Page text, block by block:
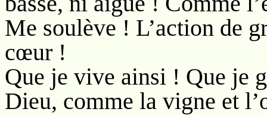
Me soulève ! L’action de
cœur !
Que je vive ainsi ! Que je
Dieu, comme la vigne et